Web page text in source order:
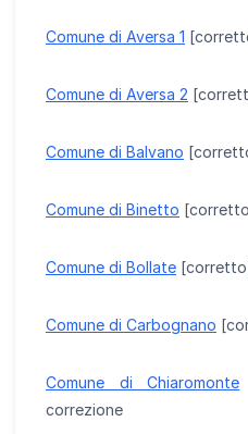
Comune di Aversa 1
Comune di Aversa 2
Comune di Balvano
Comune di Binetto
Comune di Bollate
Comune di Carbognano
Comune di Chiaromonte
correzione